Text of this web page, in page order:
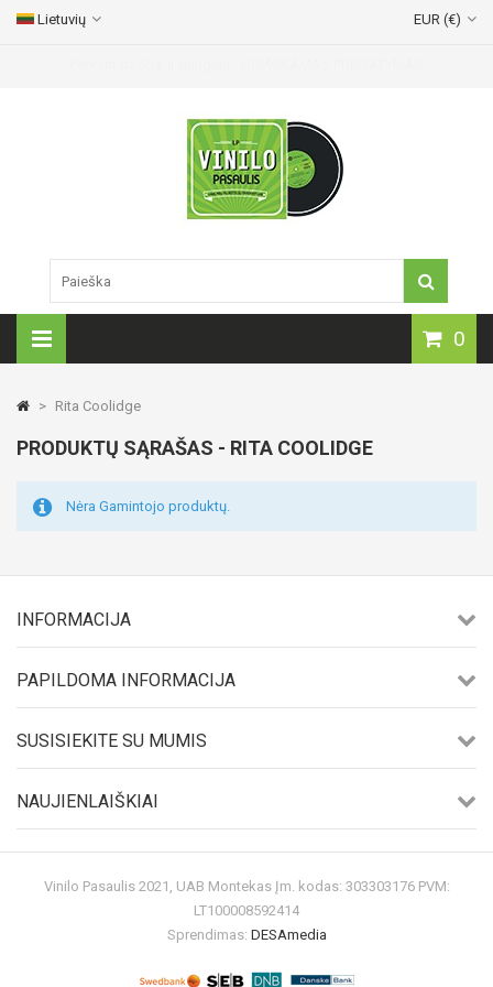
EUR (€)
Lietuvių
0
> Rita Coolidge
PRODUKTŲ SĄRAŠAS - RITA COOLIDGE
Nėra Gamintojo produktų.
INFORMACIJA
PAPILDOMA INFORMACIJA
SUSISIEKITE SU MUMIS
NAUJIENLAIŠKIAI
Vinilo Pasaulis 2021, UAB Montekas Įm. kodas: 303303176 PVM:
LT100008592414
Sprendimas: DESAmedia